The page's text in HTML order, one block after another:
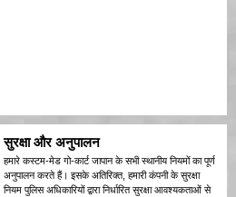
सुरक्षा और अनुपालन
हमारे कस्टम-मेड गो-कार्ट जापान के सभी स्थानीय नियमों का पूर्ण
अनुपालन करते हैं। इसके अतिरिक्त, हमारी कंपनी के सुरक्षा
नियम पुलिस अधिकारियों द्वारा निर्धारित सुरक्षा आवश्यकताओं से